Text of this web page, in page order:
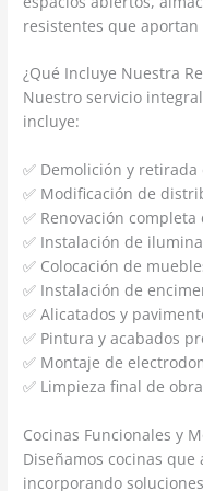
resistentes que
¿Qué Incluye Nuestra
Nuestro servicio
incluye:
✅ Demolición y
✅ Modificación de
✅ Renovación
✅ Instalación de
✅ Colocación de
✅ Instalación de
✅ Alicatados y
✅ Pintura y acabados
✅ Montaje de
✅ Limpieza final de
Cocinas Funcionales y
Diseñamos cocinas
incorporando